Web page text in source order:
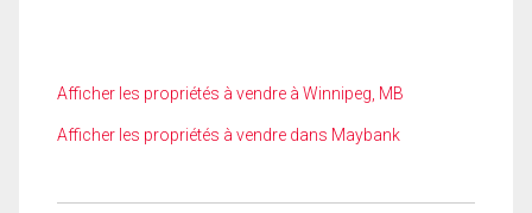
Afficher les propriétés à vendre à Winnipeg, MB
Afficher les propriétés à vendre dans Maybank